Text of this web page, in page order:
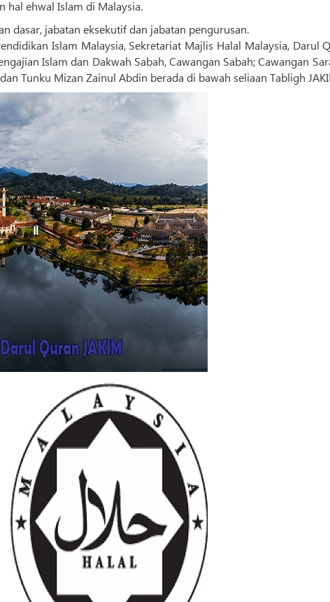
hal ehwal Islam di Malaysia.
dasar, jabatan eksekutif dan jabatan pengurusan.
Islam Malaysia, Sekretariat Majlis Halal Malaysia, Darul
Islam dan Dakwah Sabah, Cawangan Sabah; Cawangan
Tunku Mizan Zainul Abdin berada di bawah seliaan Tabligh